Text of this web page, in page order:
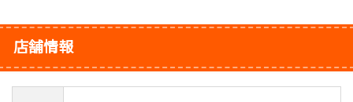
店舗情報